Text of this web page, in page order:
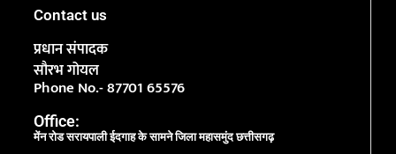
Contact us
प्रधान संपादक
सौरभ गोयल
Phone No.- 87701 65576
Office:
मेंन रोड सरायपाली ईदगाह के सामने जिला महासमुंद छत्तीसगढ़